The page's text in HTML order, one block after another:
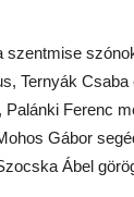
szentmise
Ternyák
Ferenc
Gábor
Ábel